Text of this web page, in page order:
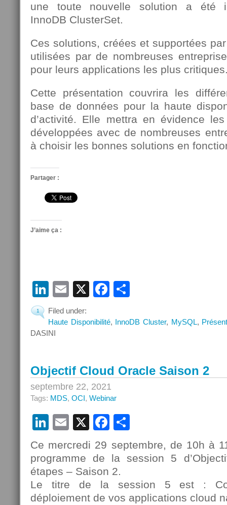
une toute nouvelle solution a été
InnoDB ClusterSet.
Ces solutions, créées et supportées
utilisées par de nombreuses
pour leurs applications les plus
Cette présentation couvrira les
base de données pour la haute
d’activité. Elle mettra en évidence
développées avec de nombreuses
à choisir les bonnes solutions en
Partager :
J’aime ça :
LinkedIn
Email
X Facebook
1
Filed under:
Haute Disponibilité, InnoDB Cluster, MySQL,
DASINI
Objectif Cloud Oracle Saison 2
septembre 22, 2021
Tags: MDS, OCI, Webinar
LinkedIn
Email
X Facebook
Ce mercredi 29 septembre, de 10h à
programme de la session 5
étapes – Saison 2.
Le titre de la session 5 est :
déploiement de vos applications cloud